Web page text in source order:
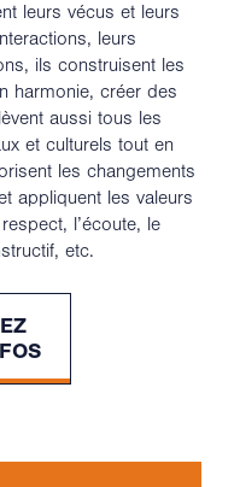
leurs vécus et leurs
leurs
ils construisent les
harmonie, créer des
aussi tous les
et culturels tout en
les changements
appliquent les valeurs
l’écoute, le
etc.